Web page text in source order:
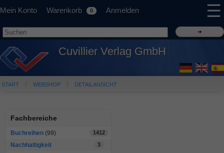
Mein Konto Warenkorb 0 Anmelden ☰
Cuvillier Verlag GmbH
START WEBSHOP DETAILANSICHT
Fachbereiche
Buchreihen (99) 1412
Nachhaltigkeit 3